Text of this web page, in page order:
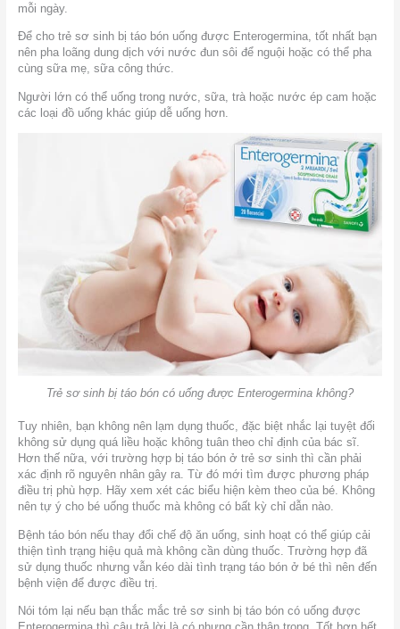
mỗi ngày.
Để cho trẻ sơ sinh bị táo bón uống được Enterogermina, tốt nhất bạn
nên pha loãng dung dịch với nước đun sôi để nguội hoặc có thể pha
cùng sữa mẹ, sữa công thức.
Người lớn có thể uống trong nước, sữa, trà hoặc nước ép cam hoặc
các loại đồ uống khác giúp dễ uống hơn.
Trẻ sơ sinh bị táo bón có uống được Enterogermina không?
Tuy nhiên, bạn không nên lạm dụng thuốc, đặc biệt nhắc lại tuyệt đối
không sử dụng quá liều hoặc không tuân theo chỉ định của bác sĩ.
Hơn thế nữa, với trường hợp bị táo bón ở trẻ sơ sinh thì cần phải
xác định rõ nguyên nhân gây ra. Từ đó mới tìm được phương pháp
điều trị phù hợp. Hãy xem xét các biểu hiện kèm theo của bé. Không
nên tự ý cho bé uống thuốc mà không có bất kỳ chỉ dẫn nào.
Bệnh táo bón nếu thay đổi chế độ ăn uống, sinh hoạt có thể giúp cải
thiện tình trạng hiệu quả mà không cần dùng thuốc. Trường hợp đã
sử dụng thuốc nhưng vẫn kéo dài tình trạng táo bón ở bé thì nên đến
bệnh viện để được điều trị.
Nói tóm lại nếu bạn thắc mắc trẻ sơ sinh bị táo bón có uống được